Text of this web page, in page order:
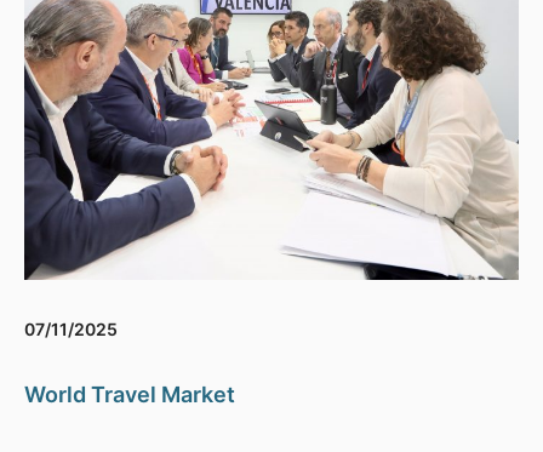
07/11/2025
World Travel Market